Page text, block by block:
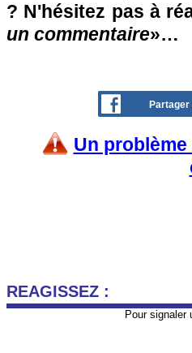
? N'hésitez pas à
un commentaire»…
Un
REAGISSEZ :
Pour signaler